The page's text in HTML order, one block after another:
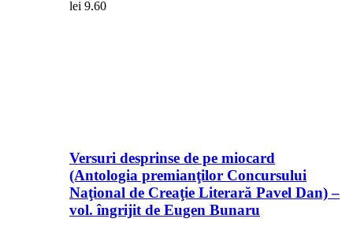
lei 9.60
Versuri desprinse de pe miocard
(Antologia premianţilor Concursului
Naţional de Creaţie Literară Pavel Dan) –
vol. îngrijit de Eugen Bunaru